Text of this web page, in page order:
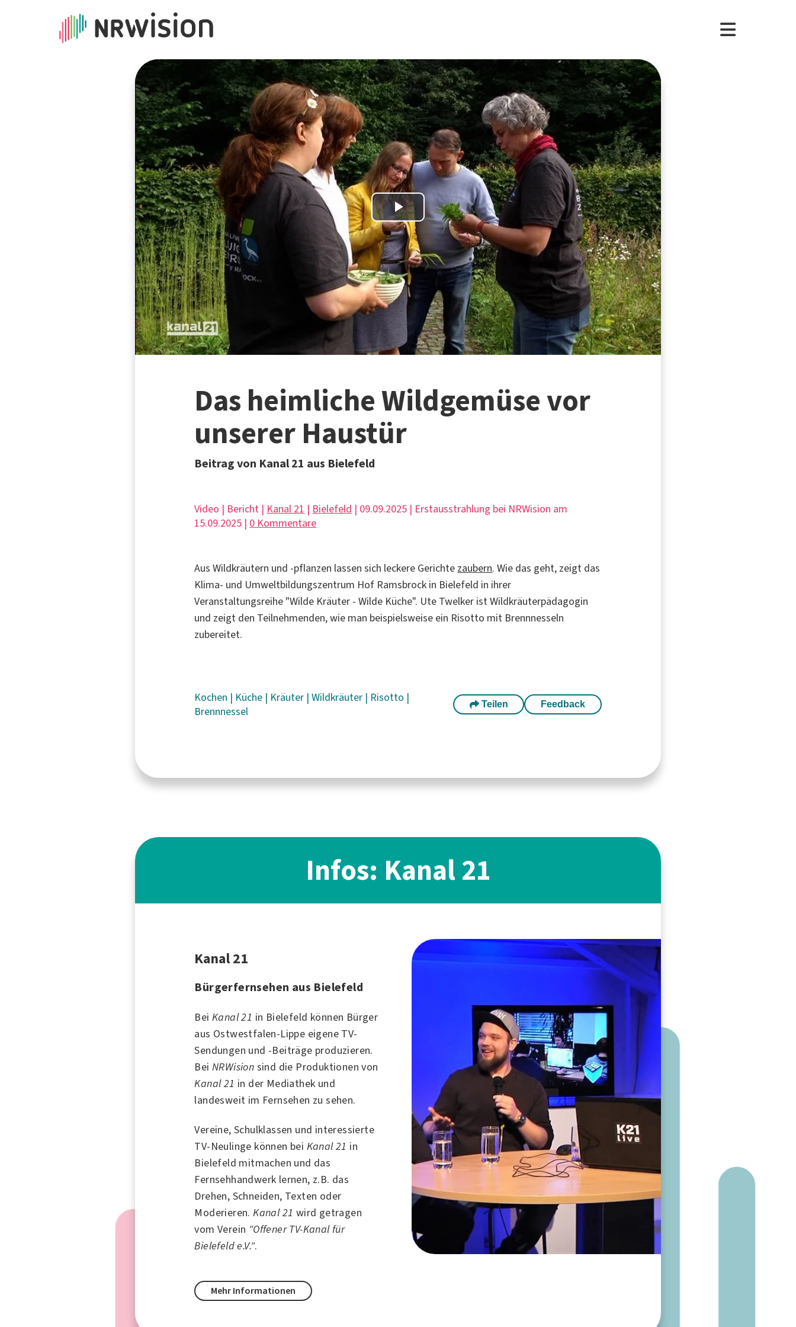
Play
Video
Das heimliche Wildgemüse vor
unserer Haustür
Beitrag von Kanal 21 aus Bielefeld
Video | Bericht | Kanal 21 | Bielefeld | 09.09.2025 | Erstausstrahlung bei NRWision am
15.09.2025 | 0 Kommentare
Aus Wildkräutern und -pflanzen lassen sich leckere Gerichte zaubern. Wie das geht, zeigt das
Klima- und Umweltbildungszentrum Hof Ramsbrock in Bielefeld in ihrer
Veranstaltungsreihe "Wilde Kräuter - Wilde Küche". Ute Twelker ist Wildkräuterpädagogin
und zeigt den Teilnehmenden, wie man beispielsweise ein Risotto mit Brennnesseln
zubereitet.
Kochen | Küche | Kräuter |Wildkräuter | Risotto |
Brennnessel
Teilen Feedback
Infos: Kanal 21
Kanal 21
Bürgerfernsehen aus Bielefeld
BeiKanal 21 in Bielefeld können Bürger
aus Ostwestfalen-Lippe eigene TV-
Sendungen und -Beiträge produzieren.
BeiNRWision sind die Produktionen von
Kanal 21 in der Mediathek und
landesweit im Fernsehen zu sehen.
Vereine, Schulklassen und interessierte
TV-Neulinge können bei Kanal 21 in
Bielefeld mitmachen und das
Fernsehhandwerk lernen, z.B. das
Drehen, Schneiden, Texten oder
Moderieren.Kanal 21 wird getragen
vom Verein "Offener TV-Kanal für
Bielefeld e.V.".
Mehr Informationen